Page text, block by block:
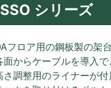
SSO シリーズ
フロア用の鋼板製の架台
からケーブルを導入で
調整用のライナーが付